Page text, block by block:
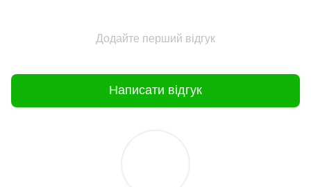
Додайте перший відгук
Написати відгук